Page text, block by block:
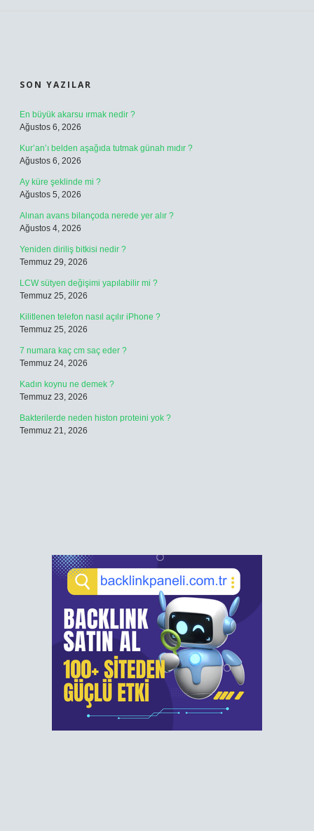
SON YAZILAR
En büyük akarsu ırmak nedir ?
Ağustos 6, 2026
Kur’an’ı belden aşağıda tutmak günah mıdır ?
Ağustos 6, 2026
Ay küre şeklinde mi ?
Ağustos 5, 2026
Alınan avans bilançoda nerede yer alır ?
Ağustos 4, 2026
Yeniden diriliş bitkisi nedir ?
Temmuz 29, 2026
LCW sütyen değişimi yapılabilir mi ?
Temmuz 25, 2026
Kilitlenen telefon nasıl açılır iPhone ?
Temmuz 25, 2026
7 numara kaç cm saç eder ?
Temmuz 24, 2026
Kadın koynu ne demek ?
Temmuz 23, 2026
Bakterilerde neden histon proteini yok ?
Temmuz 21, 2026